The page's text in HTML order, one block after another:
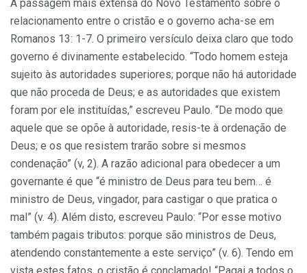
A passagem mais extensa do Novo Testamento sobre o
relacionamento entre o cristão e o governo acha-se em
Romanos 13: 1-7. O primeiro versículo deixa claro que todo
governo é divinamente estabelecido. “Todo homem esteja
sujeito às autoridades superiores; porque não há autoridade
que não proceda de Deus; e as autoridades que existem
foram por ele instituídas,” escreveu Paulo. “De modo que
aquele que se opõe à autoridade, resis-te à ordenação de
Deus; e os que resistem trarão sobre si mesmos
condenação” (v, 2). A razão adicional para obedecer a um
governante é que “é ministro de Deus para teu bem… é
ministro de Deus, vingador, para castigar o que pratica o
mal” (v. 4). Além disto, escreveu Paulo: “Por esse motivo
também pagais tributos: porque são ministros de Deus,
atendendo constantemente a este serviço” (v. 6). Tendo em